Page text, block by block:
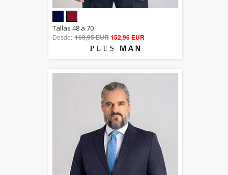
out of 5
Tallas 48 a 70
Desde: 169,95 EUR152,96 EUR